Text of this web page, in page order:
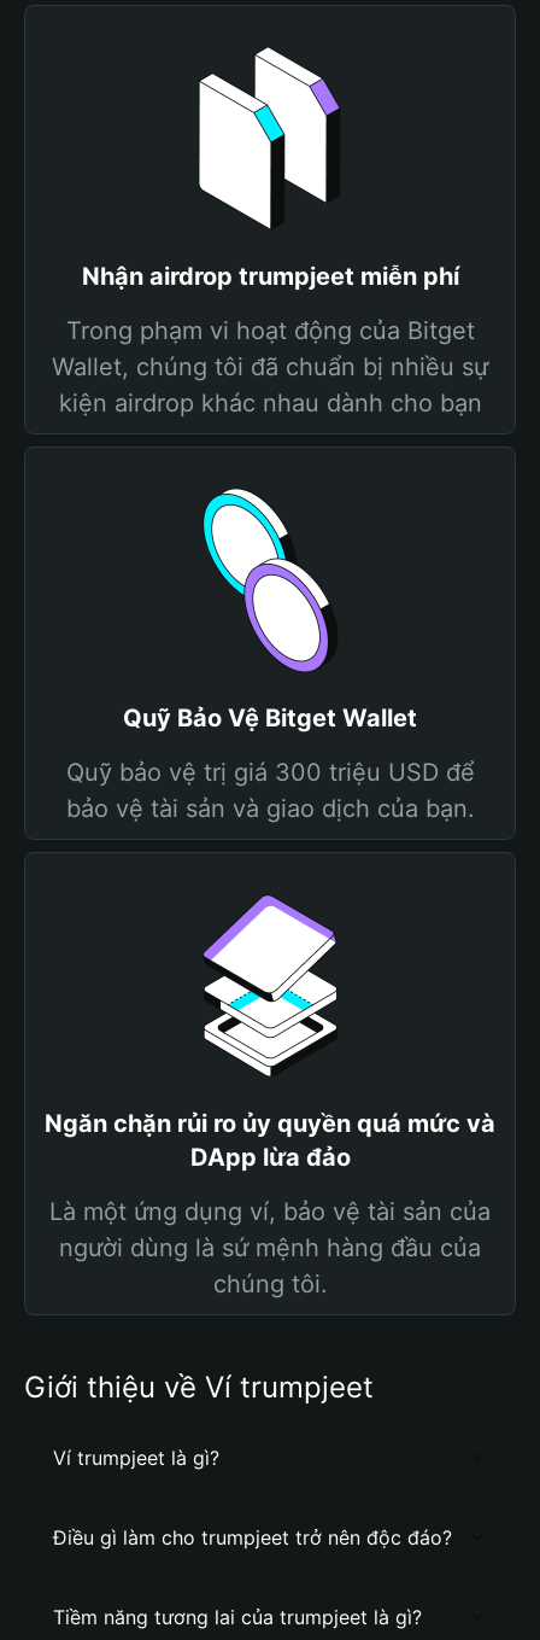
Nhận airdrop trumpjeet miễn phí
Trong phạm vi hoạt động của Bitget
Wallet, chúng tôi đã chuẩn bị nhiều sự
kiện airdrop khác nhau dành cho bạn
Quỹ Bảo Vệ Bitget Wallet
Quỹ bảo vệ trị giá 300 triệu USD để
bảo vệ tài sản và giao dịch của bạn.
Ngăn chặn rủi ro ủy quyền quá mức và
DApp lừa đảo
Là một ứng dụng ví, bảo vệ tài sản của
người dùng là sứ mệnh hàng đầu của
chúng tôi.
Giới thiệu về Ví trumpjeet
Ví trumpjeet là gì?
Điều gì làm cho trumpjeet trở nên độc đáo?
Tiềm năng tương lai của trumpjeet là gì?